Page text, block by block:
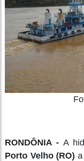
RONDÔNIA -A
Porto Velho (RO) a